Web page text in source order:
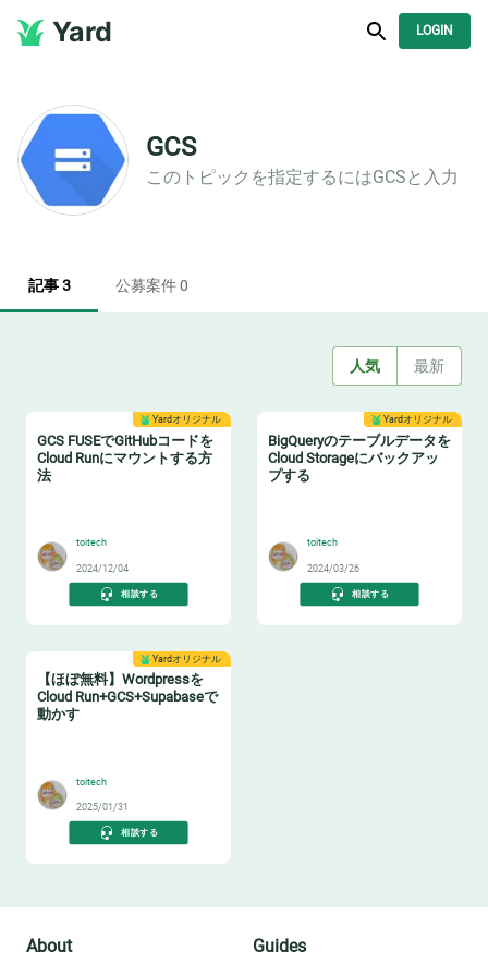
Yard LOGIN
GCS
このトピックを指定するにはGCS と入力
記事 3 公募案件 0
人気 最新
Yardオリジナル
GCS FUSEでGitHubコードを
Cloud Runにマウントする方
法
toitech
2024/12/04
相談する
Yardオリジナル
BigQueryのテーブルデータを
Cloud Storageにバックアッ
プする
toitech
2024/03/26
相談する
Yardオリジナル
【ほぼ無料】Wordpressを
Cloud Run+GCS+Supabaseで
動かす
toitech
2025/01/31
相談する
About Guides